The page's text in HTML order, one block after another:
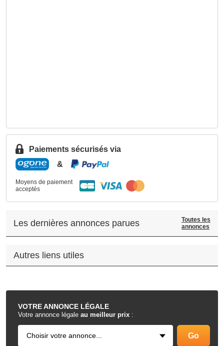
VOTREANNONCE LÉGALE
Votre annonce légale au meilleur prix :
Paiements sécurisés via
&
Moyens de paiement
acceptés
Les dernières annonces parues
Toutes les
annonces
Autres liens utiles
.